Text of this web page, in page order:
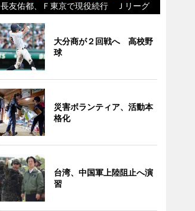
長友佑都、Ｆ東京で現役続行 Ｊリーグ
大分商が２回戦へ 高校野
球
災害ボランティア、活動本
格化
台湾、中国軍上陸阻止へ演
習